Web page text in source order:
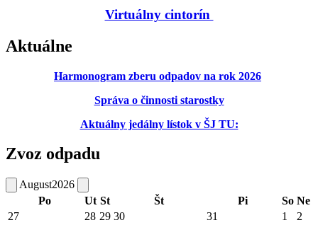
Virtuálny cintorín
Aktuálne
Harmonogram zberu odpadov na rok 2026
Správa o činnosti starostky
Aktuálny jedálny lístok v ŠJ TU:
Zvoz odpadu
August2026
Po
Ut St Št Pi So Ne
27
28 29 30 31 1 2